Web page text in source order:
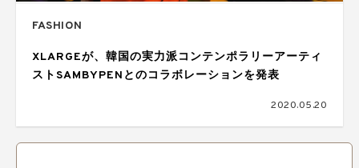
FASHION
XLARGEが、韓国の実力派コンテンポラリーアーティ
ストSAMBYPENとのコラボレーションを発表
2020.05.20